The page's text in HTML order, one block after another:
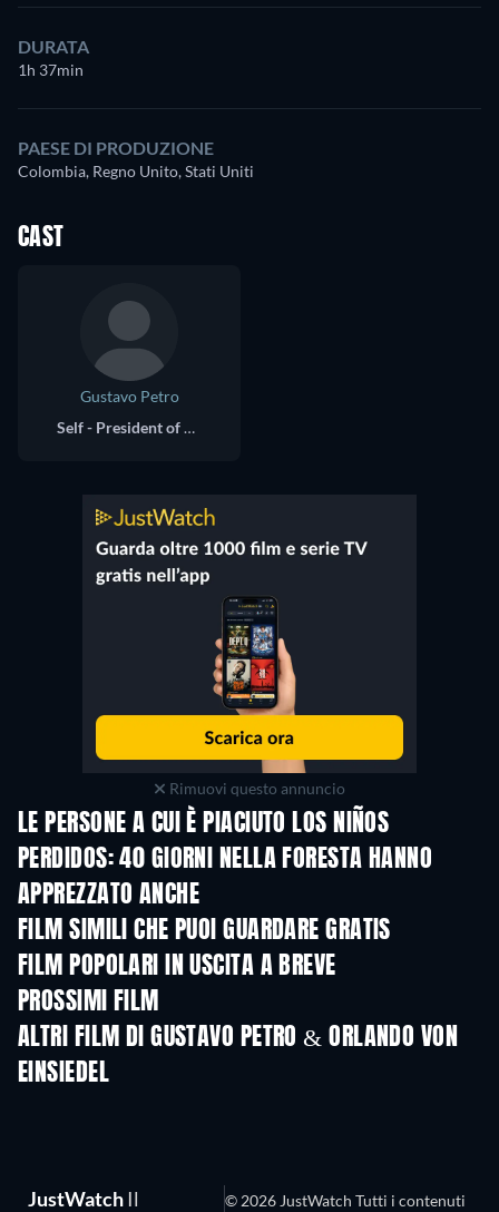
DURATA
1h 37min
PAESE DI PRODUZIONE
Colombia, Regno Unito, Stati Uniti
CAST
Gustavo Petro
Self - President of Colombia (Archival Footage)
Rimuovi questo annuncio
LE PERSONE A CUI È PIACIUTO LOS NIÑOS
PERDIDOS: 40 GIORNI NELLA FORESTA HANNO
APPREZZATO ANCHE
FILM SIMILI CHE PUOI GUARDARE GRATIS
FILM POPOLARI IN USCITA A BREVE
PROSSIMI FILM
ALTRI FILM DI GUSTAVO PETRO & ORLANDO VON
EINSIEDEL
JustWatch Il
© 2026 JustWatch Tutti i contenuti